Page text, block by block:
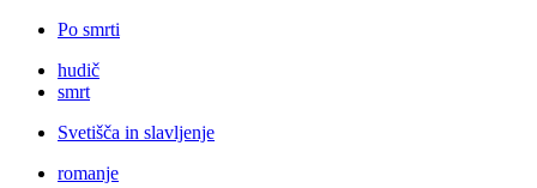
Po smrti
hudič
smrt
Svetišča in slavljenje
romanje